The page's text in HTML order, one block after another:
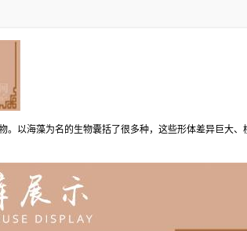
以海藻为名的生物囊括了很多种，这些形体差异巨大